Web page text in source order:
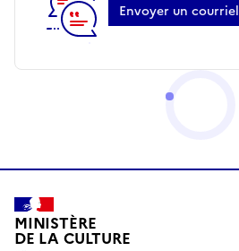
Envoyer un courriel
MINISTÈRE
DE LA CULTURE